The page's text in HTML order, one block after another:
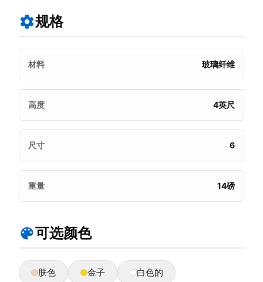
规格
材料 玻璃纤维
高度 4英尺
尺寸 6
重量 14磅
可选颜色
肤色 金子 白色的